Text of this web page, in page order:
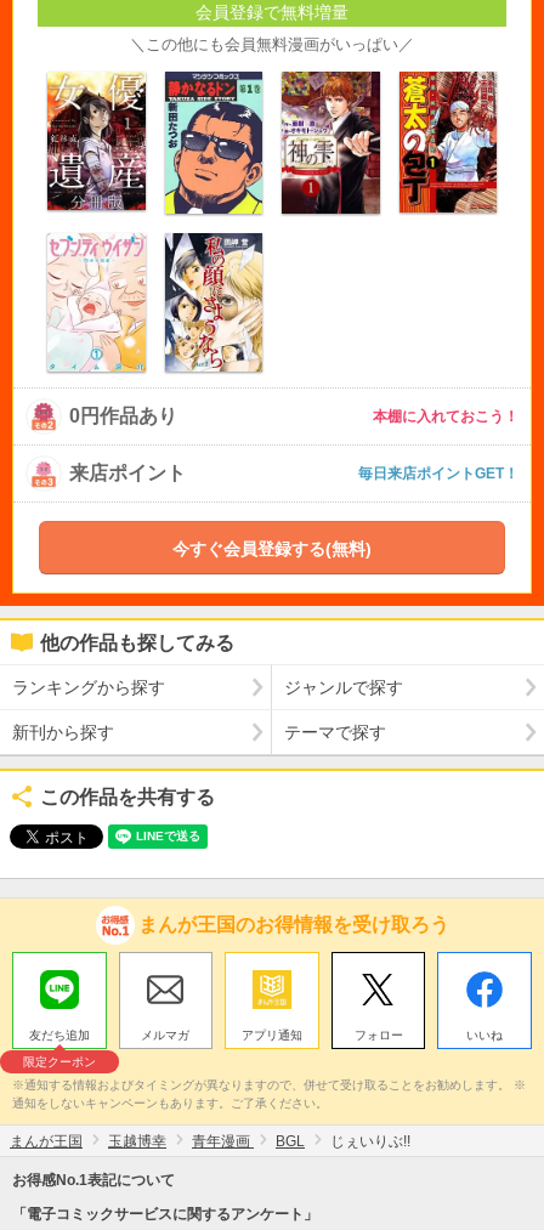
会員登録で無料増量
＼この他にも会員無料漫画がいっぱい／
0円作品あり 本棚に入れておこう！
来店ポイント 毎日来店ポイントGET！
今すぐ会員登録する(無料)
他の作品も探してみる
ランキングから探す ジャンルで探す
新刊から探す テーマで探す
この作品を共有する
まんが王国のお得情報を受け取ろう
友だち追加
限定クーポン
メルマガ アプリ通知 フォロー いいね
※通知する情報およびタイミングが異なりますので、併せて受け取ることをお勧めします。 ※
通知をしないキャンペーンもあります。ご了承ください。
まんが王国 玉越博幸 青年漫画 BGL じぇいりぶ!!
お得感No.1表記について
「電子コミックサービスに関するアンケート」